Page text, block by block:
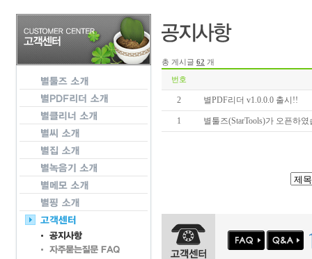
총 게시글 62 개
번호
2 별PDF리더 v1.0.0.0 출시!!
1 별툴즈(StarTools)가 오픈하였